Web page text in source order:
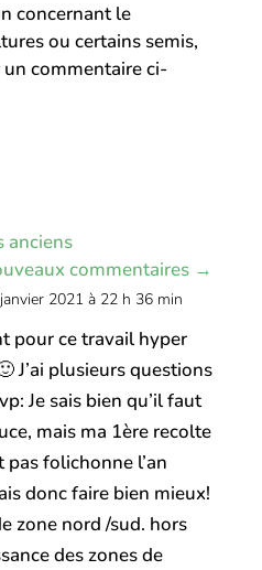
concernant le
ou certains semis,
un commentaire ci-
anciens
commentaires →
2021 à 22 h 36 min
pour ce travail hyper
J’ai plusieurs questions
Je sais bien qu’il faut
mais ma 1ère recolte
pas folichonne l’an
donc faire bien mieux!
zone nord /sud. hors
des zones de